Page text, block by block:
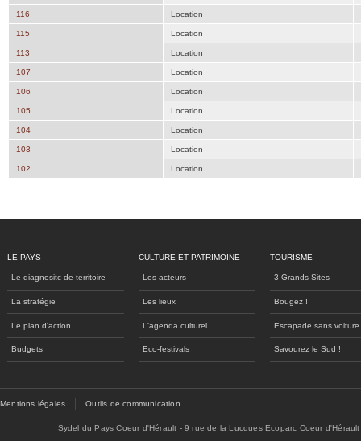
116 Location
115 Location
113 Location
107 Location
106 Location
105 Location
104 Location
103 Location
102 Location
LE PAYS
Le diagnositc de territoire
La stratégie
Le plan d'action
Budgets
CULTURE ET PATRIMOINE
Les acteurs
Les lieux
L'agenda culturel
Eco-festivals
TOURISME
3 Grands Sites
Bougez !
Escapade sans voiture
Savourez le Sud !
Mentions légales Outils de communication
Sydel du Pays Coeur d'Hérault - 9 rue de la Lucques Ecoparc Coeur